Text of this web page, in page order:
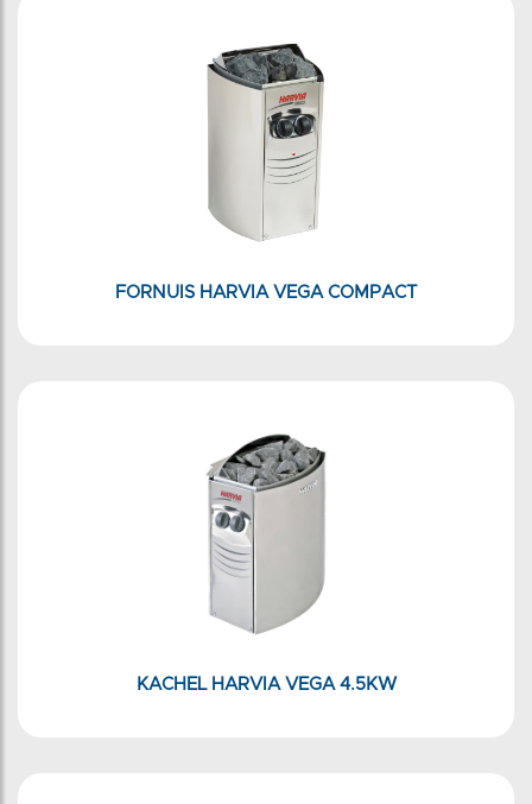
FORNUIS HARVIA VEGA COMPACT
KACHEL HARVIA VEGA 4.5KW